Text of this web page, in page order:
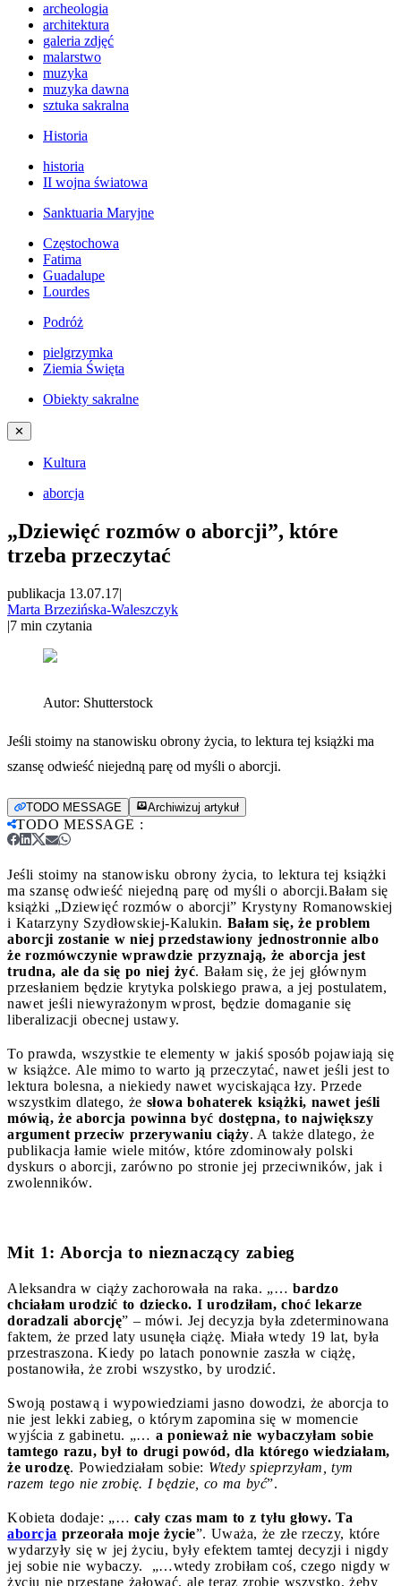
archeologia
architektura
galeria zdjęć
malarstwo
muzyka
muzyka dawna
sztuka sakralna
Historia
historia
II wojna światowa
Sanktuaria Maryjne
Częstochowa
Fatima
Guadalupe
Lourdes
Podróż
pielgrzymka
Ziemia Święta
Obiekty sakralne
✕
Kultura
aborcja
„Dziewięć rozmów o aborcji”, które
trzeba przeczytać
publikacja 13.07.17|
Marta Brzezińska-Waleszczyk
|7 min czytania
Autor: Shutterstock
Jeśli stoimy na stanowisku obrony życia, to lektura tej książki ma
szansę odwieść niejedną parę od myśli o aborcji.
TODO MESSAGE Archiwizuj artykuł
TODO MESSAGE :
Jeśli stoimy na stanowisku obrony życia, to lektura tej książki
ma szansę odwieść niejedną parę od myśli o aborcji.Bałam się
książki „Dziewięć rozmów o aborcji” Krystyny Romanowskiej
i Katarzyny Szydłowskiej-Kalukin. Bałam się, że problem
aborcji zostanie w niej przedstawiony jednostronnie albo
że rozmówczynie wprawdzie przyznają, że aborcja jest
trudna, ale da się po niej żyć. Bałam się, że jej głównym
przesłaniem będzie krytyka polskiego prawa, a jej postulatem,
nawet jeśli niewyrażonym wprost, będzie domaganie się
liberalizacji obecnej ustawy.
To prawda, wszystkie te elementy w jakiś sposób pojawiają się
w książce. Ale mimo to warto ją przeczytać, nawet jeśli jest to
lektura bolesna, a niekiedy nawet wyciskająca łzy. Przede
wszystkim dlatego, że słowa bohaterek książki, nawet jeśli
mówią, że aborcja powinna być dostępna, to największy
argument przeciw przerywaniu ciąży. A także dlatego, że
publikacja łamie wiele mitów, które zdominowały polski
dyskurs o aborcji, zarówno po stronie jej przeciwników, jak i
zwolenników.
Mit 1: Aborcja to nieznaczący zabieg
Aleksandra w ciąży zachorowała na raka. „… bardzo
chciałam urodzić to dziecko. I urodziłam, choć lekarze
doradzali aborcję” – mówi. Jej decyzja była zdeterminowana
faktem, że przed laty usunęła ciążę. Miała wtedy 19 lat, była
przestraszona. Kiedy po latach ponownie zaszła w ciążę,
postanowiła, że zrobi wszystko, by urodzić.
Swoją postawą i wypowiedziami jasno dowodzi, że aborcja to
nie jest lekki zabieg, o którym zapomina się w momencie
wyjścia z gabinetu. „… a ponieważ nie wybaczyłam sobie
tamtego razu, był to drugi powód, dla którego wiedziałam,
że urodzę. Powiedziałam sobie: Wtedy spieprzyłam, tym
razem tego nie zrobię. I będzie, co ma być”.
Kobieta dodaje: „… cały czas mam to z tyłu głowy. Ta
aborcja przeorała moje życie”. Uważa, że złe rzeczy, które
wydarzyły się w jej życiu, były efektem tamtej decyzji i nigdy
jej sobie nie wybaczy. „…wtedy zrobiłam coś, czego nigdy w
życiu nie przestanę żałować, ale teraz zrobię wszystko, żeby